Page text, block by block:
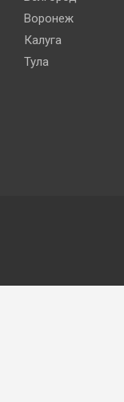
Воронеж
Калуга
Тула